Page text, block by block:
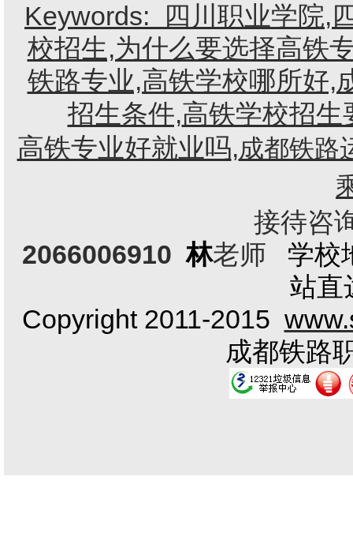
Keywords: 四川职业学院,
校招生,为什么要选择高铁
铁路专业,高铁学校哪所好,
招生条件,高铁学校招生
高铁专业好就业吗,成都铁路
接待咨询电
2066006910林老师 学校
站直
Copyright 2011-2015
成都铁路